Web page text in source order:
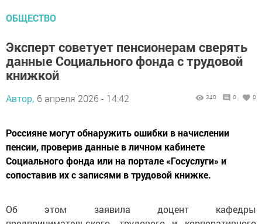
ОБЩЕСТВО
Эксперт советует пенсионерам сверять
данные Социального фонда с трудовой
книжкой
Автор, 6 апреля 2026 - 14:42 340 0 0
Россияне могут обнаружить ошибки в начислении
пенсии, проверив данные в личном кабинете
Социального фонда или на портале «Госуслуги» и
сопоставив их с записями в трудовой книжке.
Об этом заявила доцент кафедры